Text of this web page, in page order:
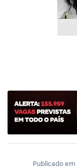
Publicado em